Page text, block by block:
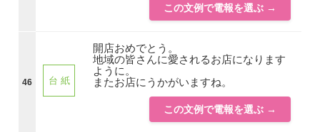
この文例で電報を選ぶ →
46 台 紙
開店おめでとう。
地域の皆さんに愛されるお店になります
ように。
またお店にうかがいますね。
この文例で電報を選ぶ →